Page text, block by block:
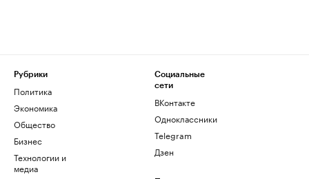
Рубрики
Политика
Экономика
Общество
Бизнес
Технологии и
медиа
Социальные
сети
ВКонтакте
Одноклассники
Telegram
Дзен